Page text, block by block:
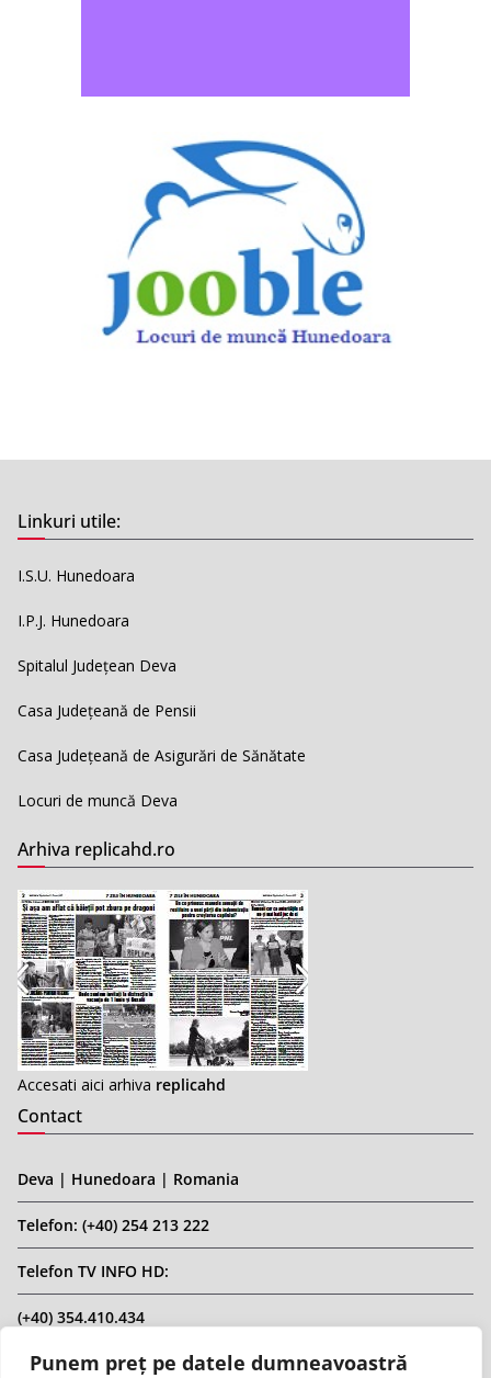
Punem preț pe datele dumneavoastră
Linkuri utile:
I.S.U. Hunedoara
I.P.J. Hunedoara
Spitalul Județean Deva
Casa Județeană de Pensii
Casa Județeană de Asigurări de Sănătate
Locuri de muncă Deva
Arhiva replicahd.ro
Accesati aici arhiva replicahd
Contact
Deva | Hunedoara | Romania
Telefon: (+40) 254 213 222
Telefon TV INFO HD:
(+40) 354.410.434